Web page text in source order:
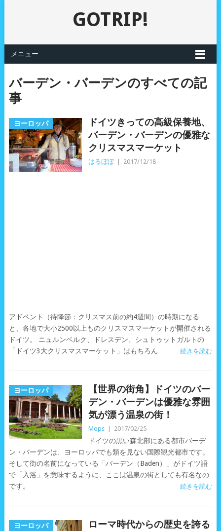
GOTRIP!
メニュー
バーデン・バーデンのすべての記
事
ヨーロッパ
ドイツきっての高級保養地、
バーデン・バーデンの優雅な
クリスマスマーケット
はるぼぼ 2017/12/18
アドベント（待降節：クリスマス前の約4週間）の時期になる
と、各地で大小2500以上ものクリスマスマーケットが開催される
ドイツ。 ニュルンベルク、ドレスデン、シュトゥットガルトの
「ドイツ3大クリスマスマーケット」はもちろん
続きを読む
ヨーロッパ
【世界の街角】ドイツのバー
デン・バーデンは優雅な雰囲
気が漂う温泉の街！
Mops 2017/02/25
ドイツの黒い森北部にある都市バーデ
ン・バーデンは、ヨーロッパでも類を見ない国際観光都市です。
そして街の名前になっている「バーデン（Baden）」がドイツ語
で「入浴」を意味するように、ここは温泉の街としても有名なの
です。
続きを読む
ヨーロッパ
ローマ時代からの歴史を誇る